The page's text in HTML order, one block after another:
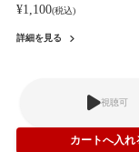
¥1,100(税込)
詳細を見る
視聴可